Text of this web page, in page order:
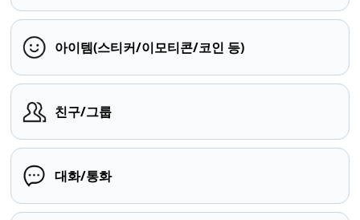
아이템(스티커/이모티콘/코인 등)
친구/그룹
대화/통화